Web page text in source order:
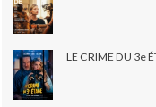
LE CRIME DU 3e